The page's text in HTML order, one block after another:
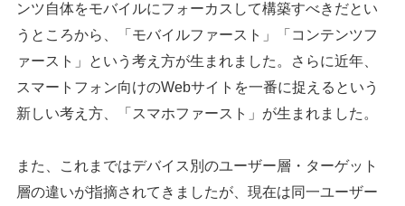
ンツ自体をモバイルにフォーカスして構築すべきだとい
うところから、「モバイルファースト」「コンテンツフ
ァースト」という考え方が生まれました。さらに近年、
スマートフォン向けのWebサイトを一番に捉えるという
新しい考え方、「スマホファースト」が生まれました。
また、これまではデバイス別のユーザー層・ターゲット
層の違いが指摘されてきましたが、現在は同一ユーザー